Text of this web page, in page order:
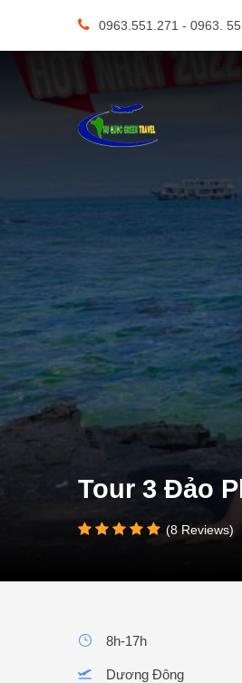
0963.551.271 - 0963.
Tour 3 Đảo
(8 Reviews)
8h-17h
Dương Đông